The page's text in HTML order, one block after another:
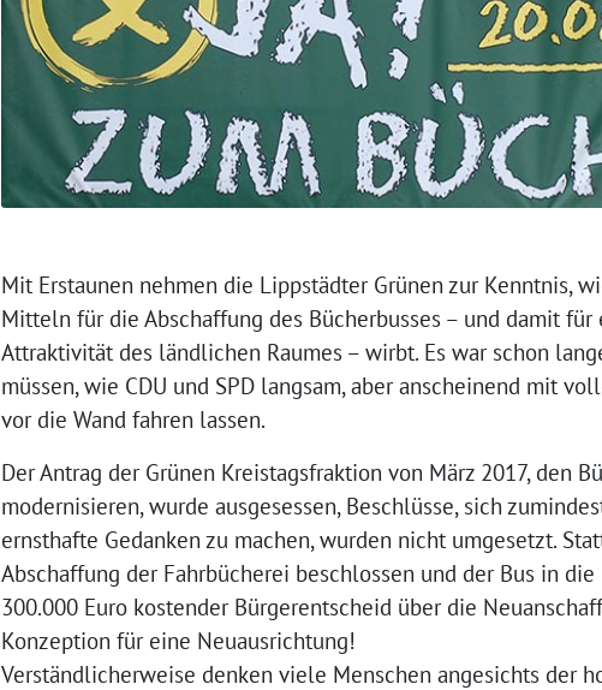
Mit Erstaunen nehmen die Lippstädter Grünen zur Kenntnis,
Mitteln für die Abschaffung des Bücherbusses – und damit
Attraktivität des ländlichen Raumes – wirbt. Es war schon
müssen, wie CDU und SPD langsam, aber anscheinend mit
vor die Wand fahren lassen.
Der Antrag der Grünen Kreistagsfraktion von März 2017, den
modernisieren, wurde ausgesessen, Beschlüsse, sich
ernsthafte Gedanken zu machen, wurden nicht umgesetzt.
Abschaffung der Fahrbücherei beschlossen und der Bus in
300.000 Euro kostender Bürgerentscheid über die
Konzeption für eine Neuausrichtung!
Verständlicherweise denken viele Menschen angesichts der